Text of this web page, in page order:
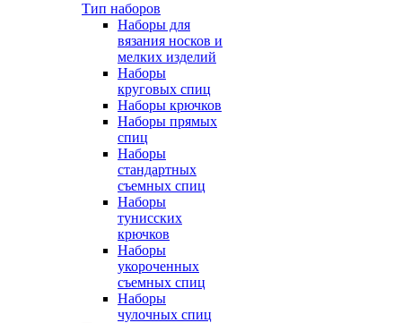
Тип наборов
Наборы для
вязания носков и
мелких изделий
Наборы
круговых спиц
Наборы крючков
Наборы прямых
спиц
Наборы
стандартных
съемных спиц
Наборы
тунисских
крючков
Наборы
укороченных
съемных спиц
Наборы
чулочных спиц